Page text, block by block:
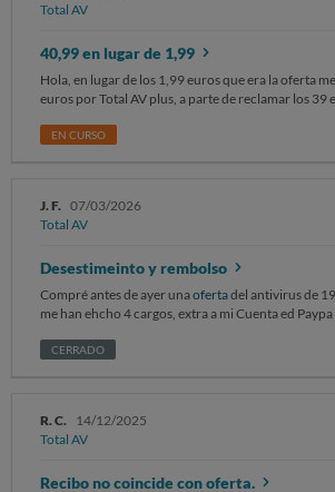
Total AV
40,99 en lugar de 1,99
Hola, en lugar de los 1,99 euros que era la oferta
euros por Total AV plus, a parte de reclamar los 39
los 1,99 euros el primer mes
EN CURSO
J. F. 07/03/2026
Total AV
Desestimeinto y rembolso
Compré antes de ayer unaofertadel antivirus de 19, Euros por un año y
me han ehcho 4 cargos, extra a mi Cuenta ed Paypa y consiguientemente
desestimeinto de 30 días y el rembolso total de esta empresa ilegal. José
CERRADO
R. C. 14/12/2025
Total AV
Recibo no coincide con oferta.